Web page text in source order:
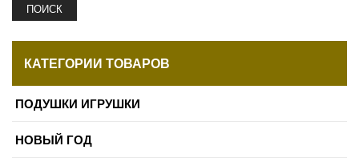
ПОИСК
КАТЕГОРИИ ТОВАРОВ
ПОДУШКИ ИГРУШКИ
НОВЫЙ ГОД